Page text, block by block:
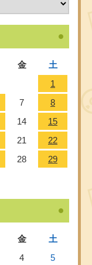
金
土
1
7
8
14
15
21
22
28
29
金
土
4 5